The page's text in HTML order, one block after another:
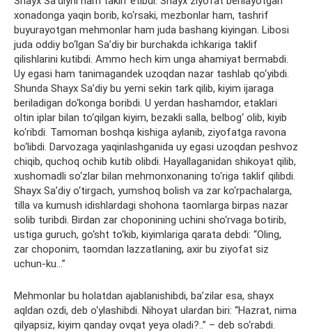
xonadonga yaqin borib, ko‘rsaki, mezbonlar ham, tashrif
buyurayotgan mehmonlar ham juda bashang kiyingan. Libosi
juda oddiy bo‘lgan Sa’diy bir burchakda ichkariga taklif
qilishlarini kutibdi. Ammo hech kim unga ahamiyat bermabdi.
Uy egasi ham tanimagandek uzoqdan nazar tashlab qo‘yibdi.
Shunda Shayx Sa’diy bu yerni sekin tark qilib, kiyim ijaraga
beriladigan do‘konga boribdi. U yerdan hashamdor, etaklari
oltin iplar bilan to‘qilgan kiyim, bezakli salla, belbog‘ olib, kiyib
ko‘ribdi. Tamoman boshqa kishiga aylanib, ziyofatga ravona
bo‘libdi. Darvozaga yaqinlashganida uy egasi uzoqdan peshvoz
chiqib, quchoq ochib kutib olibdi. Hayallaganidan shikoyat qilib,
xushomadli so‘zlar bilan mehmonxonaning to‘riga taklif qilibdi.
Shayx Sa’diy o‘tirgach, yumshoq bolish va zar ko‘rpachalarga,
tilla va kumush idishlardagi shohona taomlarga birpas nazar
solib turibdi. Birdan zar choponining uchini sho‘rvaga botirib,
ustiga guruch, go‘sht to‘kib, kiyimlariga qarata debdi: “Oling,
zar choponim, taomdan lazzatlaning, axir bu ziyofat siz
uchun-ku…”
Mehmonlar bu holatdan ajablanishibdi, ba’zilar esa, shayx
aqldan ozdi, deb o‘ylashibdi. Nihoyat ulardan biri: “Hazrat, nima
qilyapsiz, kiyim qanday ovqat yeya oladi?..” – deb so‘rabdi.